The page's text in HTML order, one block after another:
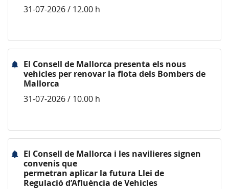
31-07-2026 / 12.00 h
El Consell de Mallorca presenta els nous
vehicles per renovar la flota dels Bombers de
Mallorca
31-07-2026 / 10.00 h
El Consell de Mallorca i les navilieres signen
convenis que
permetran aplicar la futura Llei de
Regulació d’Afluència de Vehicles